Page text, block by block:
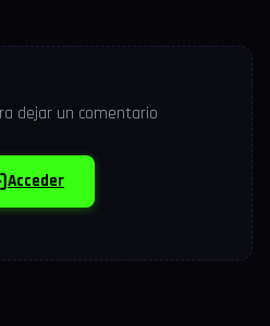
dejar un comentario
Acceder